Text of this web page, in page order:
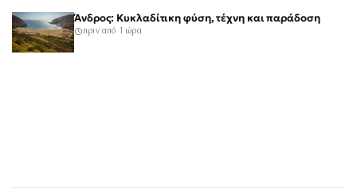
Άνδρος: Κυκλαδίτικη φύση, τέχνη και παράδοση
πριν από 1 ώρα